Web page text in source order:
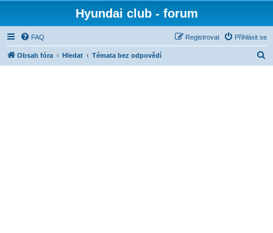
Hyundai club - forum
FAQ Přihlásit se
Registrovat
Obsah fóra Hledat Témata bez odpovědí